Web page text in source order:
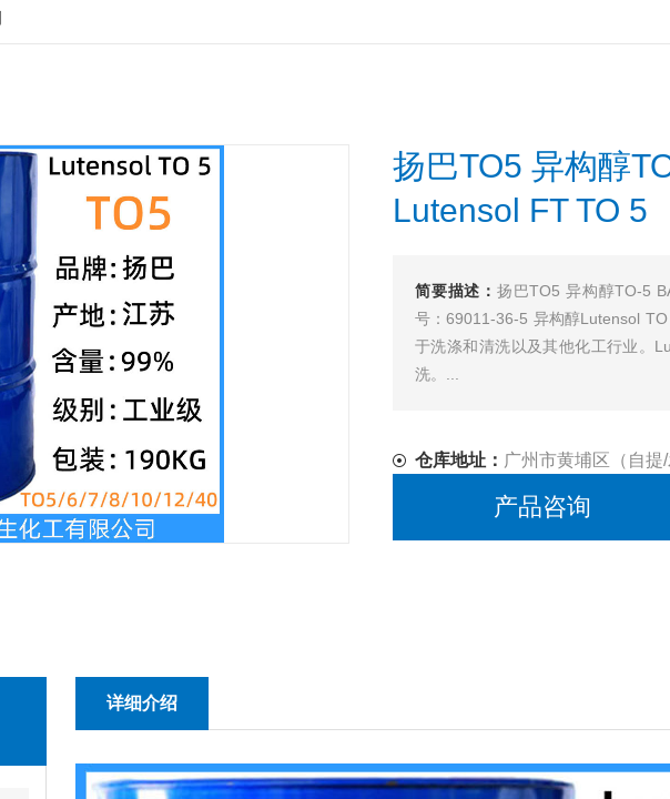
扬巴TO5 异构醇
Lutensol FT TO 5
简要描述： 扬巴TO5 异构醇TO-5
号：69011-36-5 异构醇Lutensol
于洗涤和清洗以及其他化工行业。
洗。...
仓库地址： 广州市黄埔区（自提
产品咨询
详细介绍